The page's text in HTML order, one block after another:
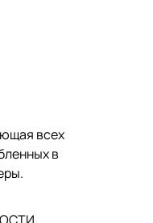
всех
в